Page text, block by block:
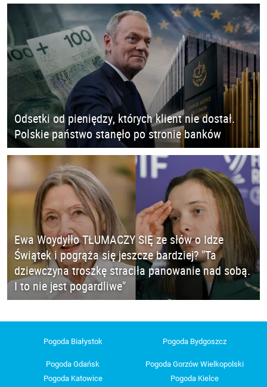
Odsetki od pieniędzy, których klient nie dostał.
Polskie państwo stanęło po stronie banków
Ewa Woydyłło TŁUMACZY SIĘ ze słów o Idze
Świątek i pogrąża się jeszcze bardziej? "Ta
dziewczyna troszkę straciła panowanie nad sobą.
I to nie jest pogardliwe"
Pogoda Białystok Pogoda Bydgoszcz
Pogoda Gdańsk
Pogoda Gorzów Wielkopolski
Pogoda Katowice
Pogoda Kielce